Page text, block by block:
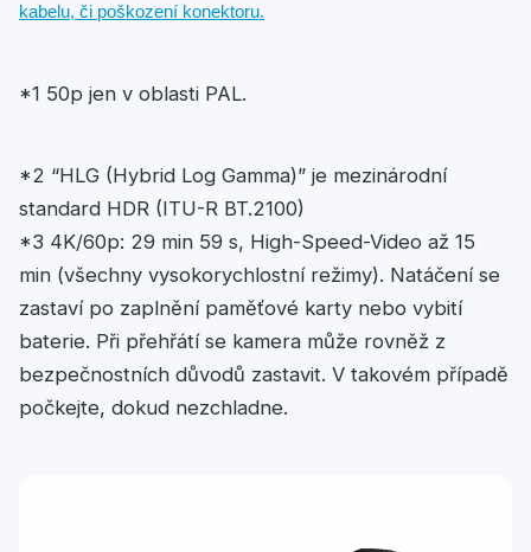
kabelu, či poškození konektoru.
*1 50p jen v oblasti PAL.
*2 “HLG (Hybrid Log Gamma)” je mezinárodní
standard HDR (ITU-R BT.2100)
*3 4K/60p: 29 min 59 s, High-Speed-Video až 15
min (všechny vysokorychlostní režimy). Natáčení se
zastaví po zaplnění paměťové karty nebo vybití
baterie. Při přehřátí se kamera může rovněž z
bezpečnostních důvodů zastavit. V takovém případě
počkejte, dokud nezchladne.